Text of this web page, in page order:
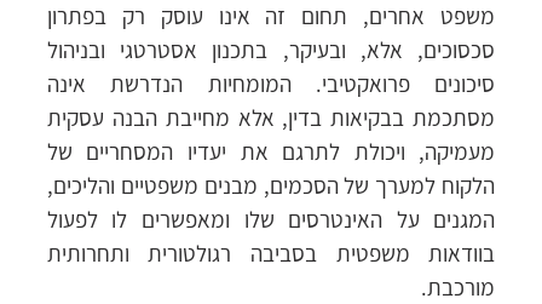
משפט אחרים, תחום זה אינו עוסק רק בפתרון
סכסוכים, אלא, ובעיקר, בתכנון אסטרטגי ובניהול
סיכונים פרואקטיבי. המומחיות הנדרשת אינה
מסתכמת בבקיאות בדין, אלא מחייבת הבנה עסקית
מעמיקה, ויכולת לתרגם את יעדיו המסחריים של
הלקוח למערך של הסכמים, מבנים משפטיים והליכים,
המגנים על האינטרסים שלו ומאפשרים לו לפעול
בוודאות משפטית בסביבה רגולטורית ותחרותית
מורכבת.